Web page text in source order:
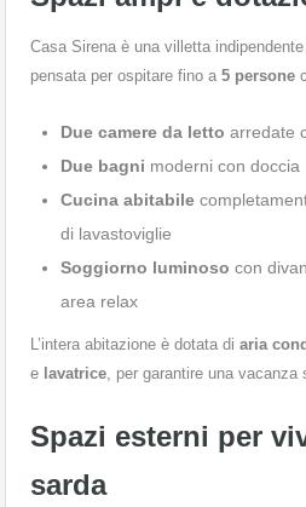
Casa Sirena è una villetta
pensata per ospitare fino a 5 persone
Due camere da letto arredate
Due bagni moderni con doccia
Cucina abitabile
di lavastoviglie
Soggiorno luminoso con
area relax
L’intera abitazione è dotata di aria
e lavatrice, per garantire una vacanza
Spazi esterni per
sarda